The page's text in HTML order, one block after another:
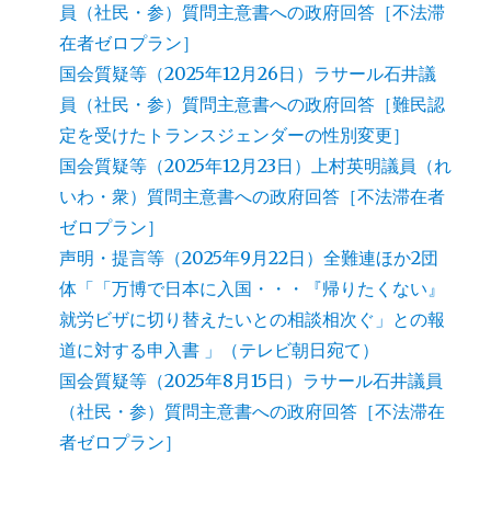
員（社民・参）質問主意書への政府回答［不法滞
在者ゼロプラン］
国会質疑等（2025年12月26日）ラサール石井議
員（社民・参）質問主意書への政府回答［難民認
定を受けたトランスジェンダーの性別変更］
国会質疑等（2025年12月23日）上村英明議員（れ
いわ・衆）質問主意書への政府回答［不法滞在者
ゼロプラン］
声明・提言等（2025年9月22日）全難連ほか2団
体「「万博で日本に入国・・・『帰りたくない』
就労ビザに切り替えたいとの相談相次ぐ」との報
道に対する申入書 」（テレビ朝日宛て）
国会質疑等（2025年8月15日）ラサール石井議員
（社民・参）質問主意書への政府回答［不法滞在
者ゼロプラン］